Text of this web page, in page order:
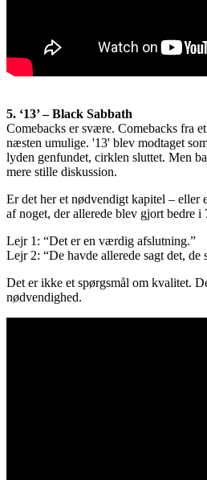
5. ‘13’ – Black Sabbath
Comebacks er svære. Comebacks fra
næsten umulige. '13' blev modtaget
lyden genfundet, cirklen sluttet. Men
mere stille diskussion.
Er det her et nødvendigt kapitel – eller
af noget, der allerede blev gjort bedre i
Lejr 1: “Det er en værdig afslutning.”
Lejr 2: “De havde allerede sagt det, de
Det er ikke et spørgsmål om kvalitet.
nødvendighed.